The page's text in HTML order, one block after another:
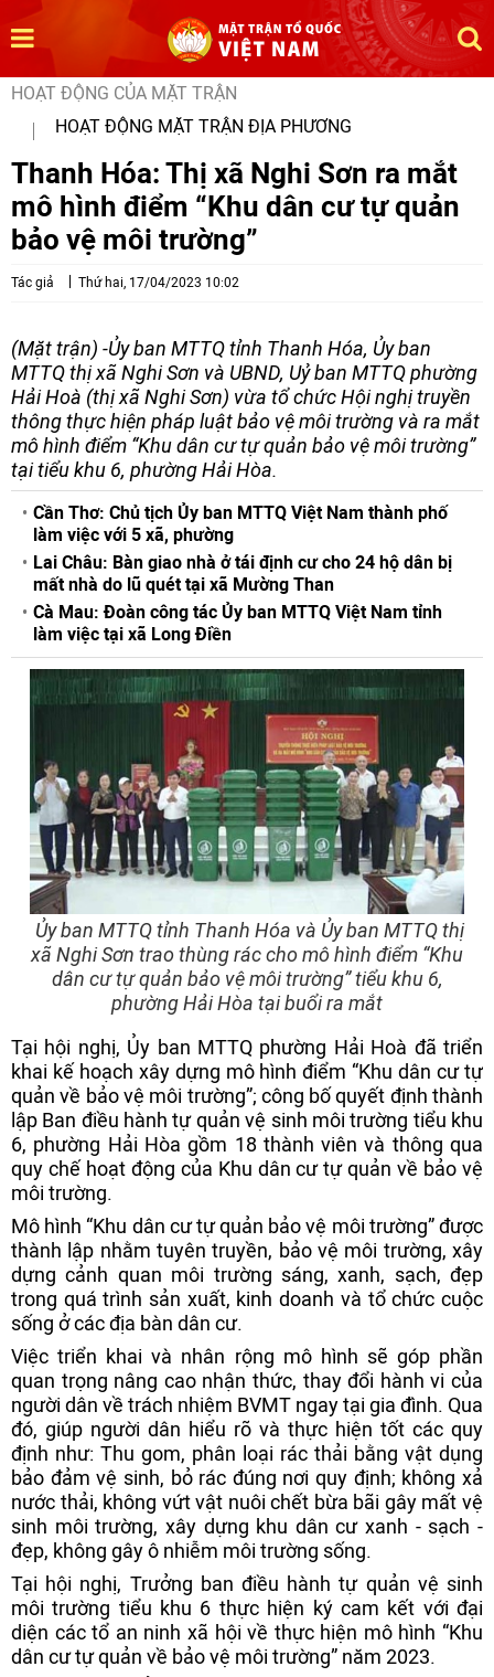
HOẠT ĐỘNG CỦA MẶT TRẬN
HOẠT ĐỘNG MẶT TRẬN ĐỊA PHƯƠNG
Thanh Hóa: Thị xã Nghi Sơn ra mắt
mô hình điểm “Khu dân cư tự quản
bảo vệ môi trường”
Tác giả Thứ hai, 17/04/2023 10:02
(Mặt trận) -Ủy ban MTTQ tỉnh Thanh Hóa, Ủy ban
MTTQ thị xã Nghi Sơn và UBND, Uỷ ban MTTQ phường
Hải Hoà (thị xã Nghi Sơn) vừa tổ chức Hội nghị truyền
thông thực hiện pháp luật bảo vệ môi trường và ra mắt
mô hình điểm “Khu dân cư tự quản bảo vệ môi trường”
tại tiểu khu 6, phường Hải Hòa.
Cần Thơ: Chủ tịch Ủy ban MTTQ Việt Nam thành phố
làm việc với 5 xã, phường
Lai Châu: Bàn giao nhà ở tái định cư cho 24 hộ dân bị
mất nhà do lũ quét tại xã Mường Than
Cà Mau: Đoàn công tác Ủy ban MTTQ Việt Nam tỉnh
làm việc tại xã Long Điền
Ủy ban MTTQ tỉnh Thanh Hóa và Ủy ban MTTQ thị
xã Nghi Sơn trao thùng rác cho mô hình điểm “Khu
dân cư tự quản bảo vệ môi trường” tiểu khu 6,
phường Hải Hòa tại buổi ra mắt
Tại hội nghị, Ủy ban MTTQ phường Hải Hoà đã triển
khai kế hoạch xây dựng mô hình điểm “Khu dân cư tự
quản về bảo vệ môi trường”; công bố quyết định thành
lập Ban điều hành tự quản vệ sinh môi trường tiểu khu
6, phường Hải Hòa gồm 18 thành viên và thông qua
quy chế hoạt động của Khu dân cư tự quản về bảo vệ
môi trường.
Mô hình “Khu dân cư tự quản bảo vệ môi trường” được
thành lập nhằm tuyên truyền, bảo vệ môi trường, xây
dựng cảnh quan môi trường sáng, xanh, sạch, đẹp
trong quá trình sản xuất, kinh doanh và tổ chức cuộc
sống ở các địa bàn dân cư.
Việc triển khai và nhân rộng mô hình sẽ góp phần
quan trọng nâng cao nhận thức, thay đổi hành vi của
người dân về trách nhiệm BVMT ngay tại gia đình. Qua
đó, giúp người dân hiểu rõ và thực hiện tốt các quy
định như: Thu gom, phân loại rác thải bằng vật dụng
bảo đảm vệ sinh, bỏ rác đúng nơi quy định; không xả
nước thải, không vứt vật nuôi chết bừa bãi gây mất vệ
sinh môi trường, xây dựng khu dân cư xanh - sạch -
đẹp, không gây ô nhiễm môi trường sống.
Tại hội nghị, Trưởng ban điều hành tự quản vệ sinh
môi trường tiểu khu 6 thực hiện ký cam kết với đại
diện các tổ an ninh xã hội về thực hiện mô hình “Khu
dân cư tự quản về bảo vệ môi trường” năm 2023.